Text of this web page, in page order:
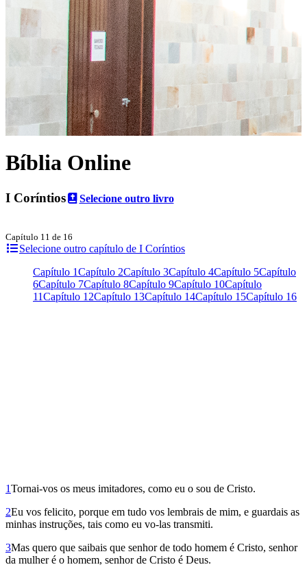
Bíblia Online
I Coríntios Selecione outro livro
Capítulo 11 de 16
Selecione outro capítulo de I Coríntios
Capítulo 1Capítulo 2Capítulo 3Capítulo 4Capítulo 5Capítulo
6Capítulo 7Capítulo 8Capítulo 9Capítulo 10Capítulo
11Capítulo 12Capítulo 13Capítulo 14Capítulo 15Capítulo 16
1Tornai-vos os meus imitadores, como eu o sou de Cristo.
2Eu vos felicito, porque em tudo vos lem­brais de mim, e guardais as
minhas instruções, tais como eu vo-las transmiti.
3Mas quero que saibais que senhor de todo homem é Cristo, senhor
da mulher é o homem, senhor de Cristo é Deus.